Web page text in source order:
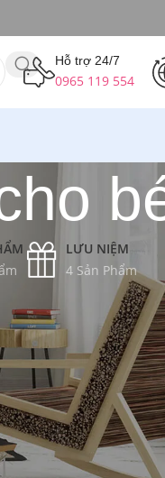
Hỗ trợ 24/7
0965 119 554
LƯU NIỆM
4 Sản Phẩm